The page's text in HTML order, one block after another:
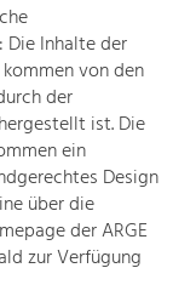
Die Inhalte der
von den
der
ist. Die
ein
Design
über die
der ARGE
zur Verfügung